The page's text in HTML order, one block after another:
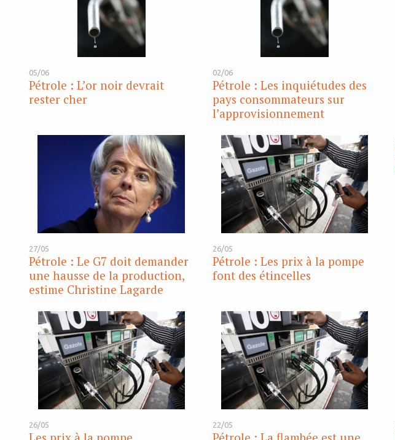
05/06
Pétrole : L’or noir devrait
rester cher
02/06
Pétrole : Les inquiétudes des
pays consommateurs sur
l’approvisionnement
27/05
Pétrole : Le G7 doit demander
une hausse de la production,
estime Christine Lagarde
26/05
Pétrole : Les prix à la pompe
font des étincelles
26/05 22/05